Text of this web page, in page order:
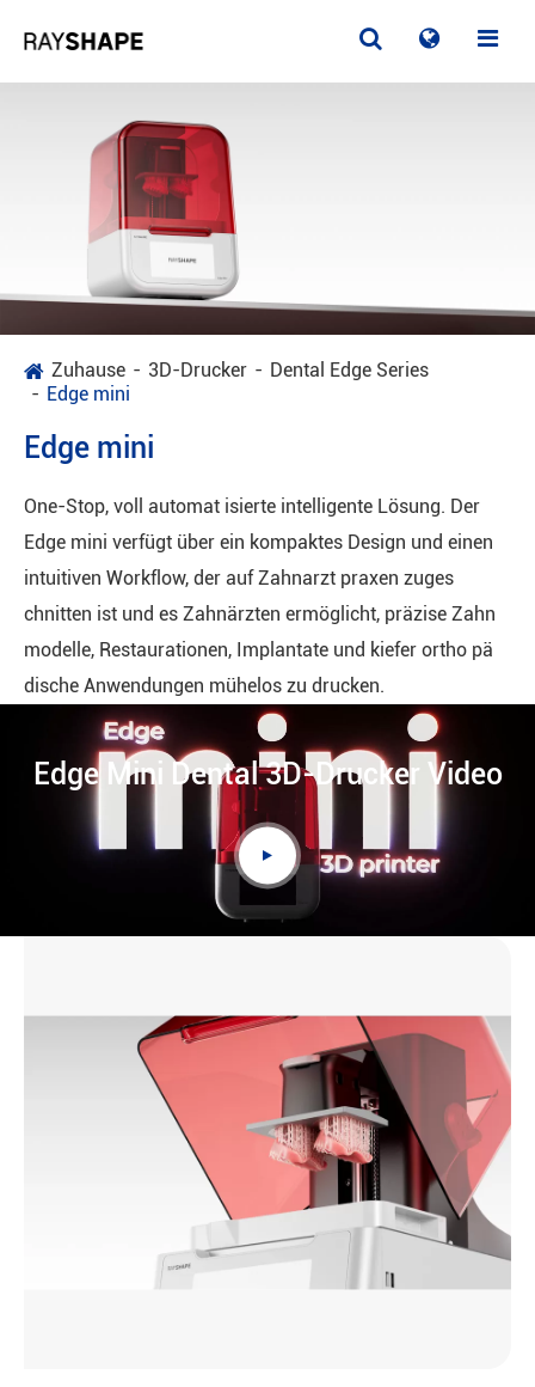
Zuhause 3D-Drucker
Dental Edge Series
Edge mini
Edge mini
One-Stop, voll automat isierte intelligente Lösung. Der
Edge mini verfügt über ein kompaktes Design und einen
intuitiven Workflow, der auf Zahnarzt praxen zuges
chnitten ist und es Zahnärzten ermöglicht, präzise Zahn
modelle, Restaurationen, Implantate und kiefer ortho pä
dische Anwendungen mühelos zu drucken.
Edge Mini Dental 3D-Drucker Video